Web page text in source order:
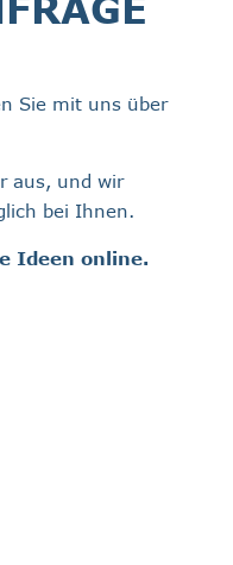
Sie mit uns über
aus, und wir
bei Ihnen.
Ideen online.